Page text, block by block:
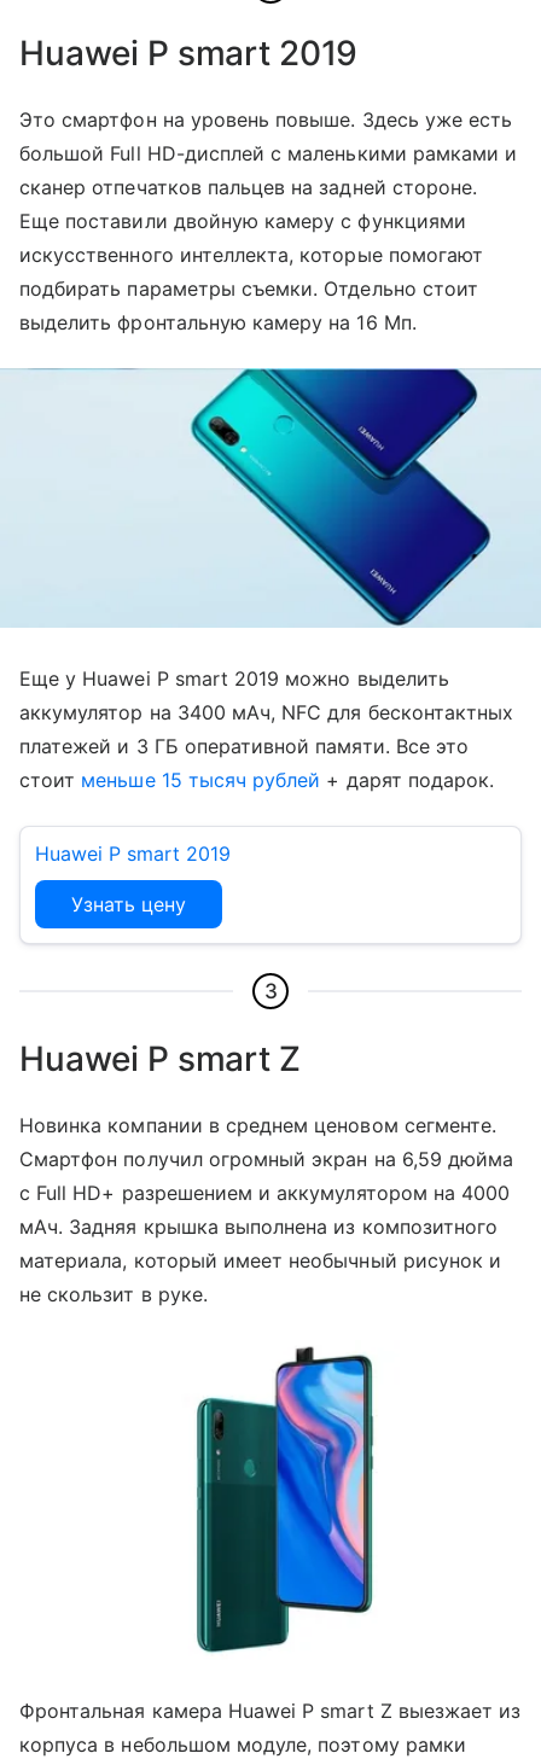
Huawei P smart 2019
Это смартфон на уровень повыше. Здесь уже есть
большой Full HD-дисплей с маленькими рамками и
сканер отпечатков пальцев на задней стороне.
Еще поставили двойную камеру с функциями
искусственного интеллекта, которые помогают
подбирать параметры съемки. Отдельно стоит
выделить фронтальную камеру на 16 Мп.
Еще у Huawei P smart 2019 можно выделить
аккумулятор на 3400 мАч, NFC для бесконтактных
платежей и 3 ГБ оперативной памяти. Все это
стоит меньше 15 тысяч рублей + дарят подарок.
Huawei P smart 2019
Узнать цену
3
Huawei P smart Z
Новинка компании в среднем ценовом сегменте.
Смартфон получил огромный экран на 6,59 дюйма
с Full HD+ разрешением и аккумулятором на 4000
мАч. Задняя крышка выполнена из композитного
материала, который имеет необычный рисунок и
не скользит в руке.
Фронтальная камера Huawei P smart Z выезжает из
корпуса в небольшом модуле, поэтому рамки